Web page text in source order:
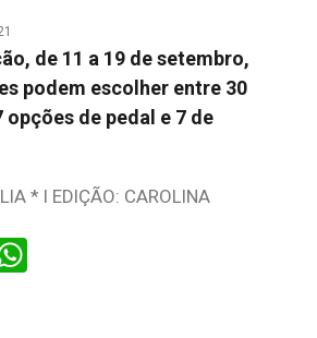
de 11 a 19 de setembro,
podem escolher entre 30
opções de pedal e 7 de
* I EDIÇÃO: CAROLINA